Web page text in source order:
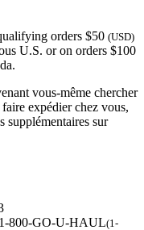
orders $50 (USD)
U.S. or on orders $100
vous-même chercher
expédier chez vous,
supplémentaires sur
800-GO-U-HAUL(1-